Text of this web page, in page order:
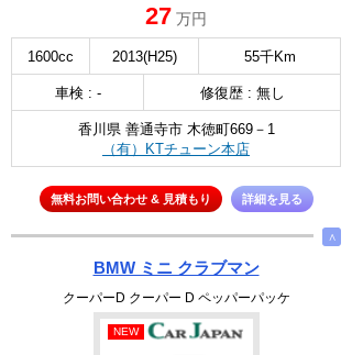
27 万円
1600cc 2013(H25) 55千Km
車検 : - 修復歴 : 無し
香川県 善通寺市 木徳町669－1
（有）KTチューン本店
無料お問い合わせ & 見積もり 詳細を見る
∧
BMW ミニ クラブマン
クーパーD クーパー D ペッパーパッケ
NEW